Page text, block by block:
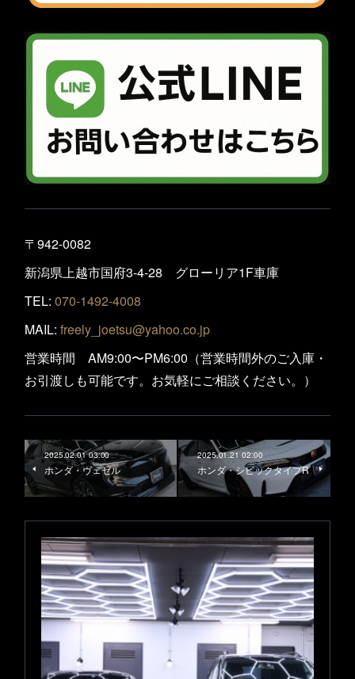
〒942-0082
新潟県上越市国府3-4-28 グローリア1F車庫
TEL: 070-1492-4008
MAIL: freely_joetsu@yahoo.co.jp
営業時間 AM9:00〜PM6:00（営業時間外のご入庫・
お引渡しも可能です。お気軽にご相談ください。）
2025.02.01 03:00
ホンダ・ヴェゼル
2025.01.21 02:00
ホンダ・シビックタイプR